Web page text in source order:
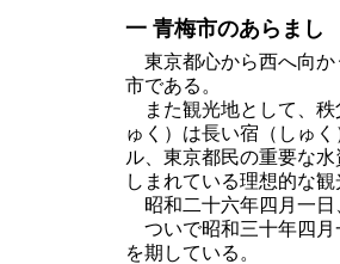
一 青梅市のあらまし
東京都心から西へ向か
市である。
また観光地として、秩
ゅく）は長い宿（しゅ
ル、東京都民の重要な
しまれている理想的な観
昭和二十六年四月一日
ついで昭和三十年四月
を期している。